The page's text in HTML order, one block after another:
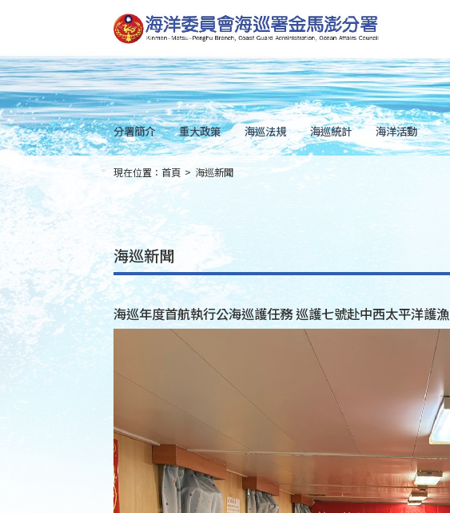
到
主
要
內
容
Skip
to
main
content
分署簡介 重大政策 海巡法規 海巡統計 海洋活動
::: 現在位置： 首頁 > 海巡新聞
海巡新聞
海巡年度首航執行公海巡護任務 巡護七號赴中西太平洋護漁